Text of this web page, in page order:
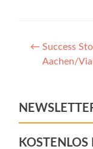
Post
← Success
Aachen/
KOSTENLOS